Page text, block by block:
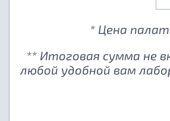
* Цена
** Итоговая сумма не
любой удобной вам